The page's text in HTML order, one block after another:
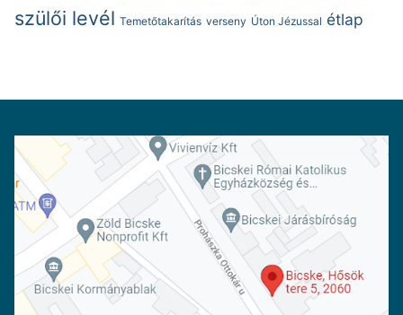
szülői levél Temetőtakarítás verseny Úton Jézussal étlap